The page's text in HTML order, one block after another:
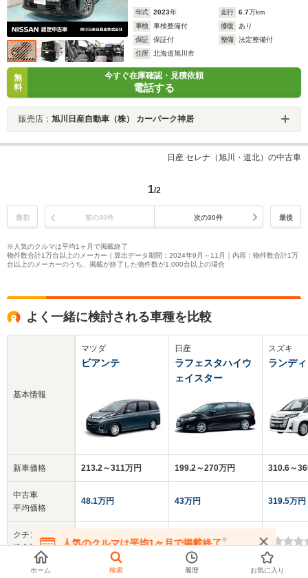
年式 2023年 走行 6.7万km
車検
車検整備付 修復
あり
保証
保証付 整備
法定整備付
住所
北海道旭川市
無
料
今すぐ在庫確認・見積依頼
電話する
販売店： 旭川日産自動車（株） カーパーク神居
日産 セレナ（旭川・道北）の中古車
1/2
最初 前の30件 次の30件 最後
※人気のクルマは平均1ヶ月で掲載終了
物件数合計1万台以上のメーカー｜算出データ期間：2024年9月～11月｜内容：物件数合計1万
台以上のメーカーのうち、掲載が終了した物件数が1,000台以上の場合
よく一緒に検討される車種を比較
基本情報
新車価格
中古車
平均価格
クチコミ
総合評価
乗車定員
マツダ
ビアンテ
213.2～311万円
48.1万円
3.7
日産
ラフェスタハイウ
ェイスター
199.2～270万円
43万円
3.9
7人
スズキ
ランディ
310.6～
319.5万円
7～8人
人気のクルマは平均1ヶ月で掲載終了※
在庫が無くなる前にお問い合わせください
ホーム 検索 履歴 お気に入り